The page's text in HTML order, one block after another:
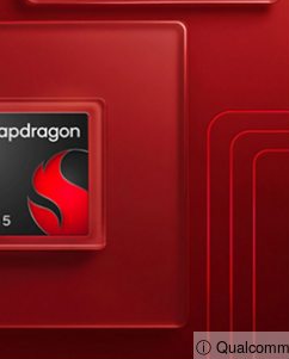
ⓘ Qualcomm